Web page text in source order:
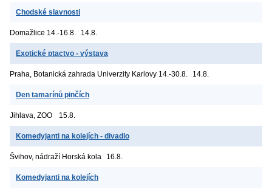
Chodské slavnosti
Domažlice 14.-16.8. 14.8.
Exotické ptactvo - výstava
Praha, Botanická zahrada Univerzity Karlovy 14.-30.8. 14.8.
Den tamarínů pinčích
Jihlava, ZOO 15.8.
Komedyjanti na kolejích - divadlo
Švihov, nádraží Horská kola 16.8.
Komedyjanti na kolejích